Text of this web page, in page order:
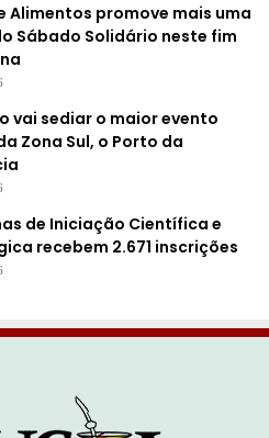
Alimentos promove mais uma
Sábado Solidário neste fim
vai sediar o maior evento
Zona Sul, o Porto da
de Iniciação Científica e
recebem 2.671 inscrições